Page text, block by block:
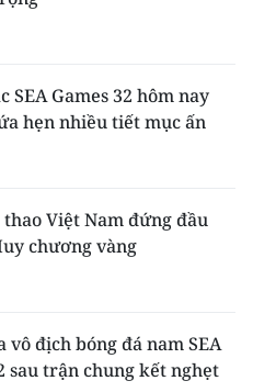
SEA Games 32 hôm nay
hẹn nhiều tiết mục ấn
Việt Nam đứng đầu
chương vàng
vô địch bóng đá nam SEA
sau trận chung kết nghẹt